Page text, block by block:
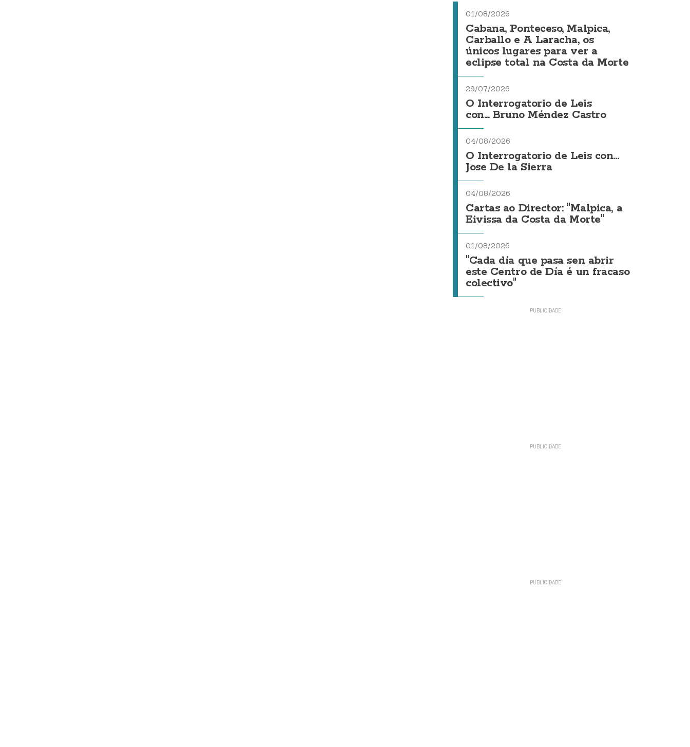
01/08/2026
Cabana, Ponteceso, Malpica,
Carballo e A Laracha, os
únicos lugares para ver a
eclipse total na Costa da Morte
29/07/2026
O Interrogatorio de Leis
con... Bruno Méndez Castro
04/08/2026
O Interrogatorio de Leis con...
Jose De la Sierra
04/08/2026
Cartas ao Director: "Malpica, a
Eivissa da Costa da Morte"
01/08/2026
"Cada día que pasa sen abrir
este Centro de Día é un fracaso
colectivo"